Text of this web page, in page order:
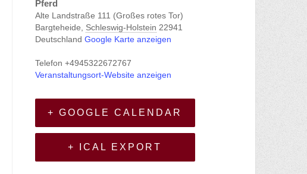
Pferd
Alte Landstraße 111 (Großes rotes Tor)
Bargteheide
Schleswig-Holstein 22941
Deutschland Google Karte anzeigen
Telefon +4945322672767
Veranstaltungsort-Website anzeigen
+ GOOGLE CALENDAR
+ ICAL EXPORT